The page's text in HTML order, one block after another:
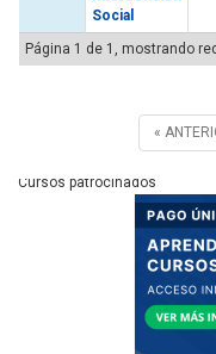
Social
Página 1 de 1, mostrando
«
Cursos patrocinados